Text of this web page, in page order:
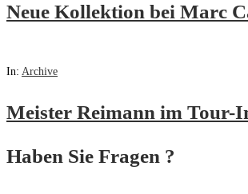
Neue Kollektion bei Marc
In: Archive
Meister Reimann im Tour-
Haben Sie Fragen ?